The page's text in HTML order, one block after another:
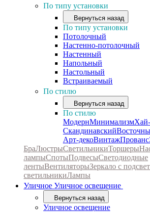
По типу установки
Вернуться назад
По типу установки
Потолочный
Настенно-потолочный
Настенный
Напольный
Настольный
Встраиваемый
По стилю
Вернуться назад
По стилю
МодернМинимализм
Скандинавский
Арт-декоВинтажПрованс
БраЛюстрыСветильникиТоршеры
лампыСпотыПодвесыСветодиодные
лентыВентиляторыЗеркало с
светильникиЛампы
Уличное Уличное освещение
Вернуться назад
Уличное освещение